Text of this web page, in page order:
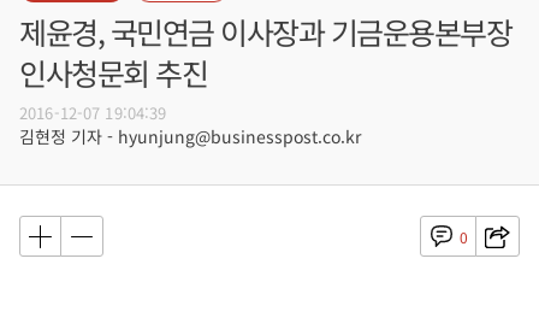
제윤경, 국민연금 이사장과 기금운용본부장
인사청문회 추진
2016-12-07 19:04:39
김현정 기자 - hyunjung@businesspost.co.kr
0